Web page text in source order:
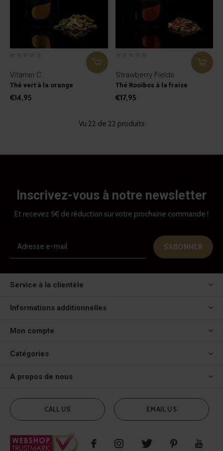
Vitamin C
Thé vert à la orange
€14,95
Strawberry Fields
Thé Rooibos à la fraise
€17,95
Vu 22 de 22 produits
Inscrivez-vous à notre newsletter
Et recevez 5€ de réduction sur votre prochaine commande !
S'ABONNER
Service à la clientèle
Informations additionnelles
Mon compte
Catégories
A propos de nous
CALL US EMAIL US